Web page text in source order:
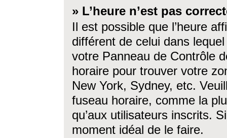
» L’heure n’est pas
Il est possible que l’heure
différent de celui dans
votre Panneau de Contrôle
horaire pour trouver votre
New York, Sydney, etc.
fuseau horaire, comme la
qu’aux utilisateurs inscrits.
moment idéal de le faire.